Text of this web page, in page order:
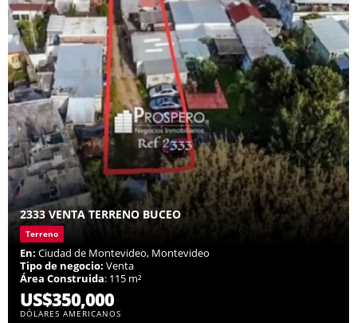
2333 VENTA TERRENO BUCEO
Terreno
En: Ciudad de Montevideo, Montevideo
Tipo de negocio: Venta
Área Construida: 115 m²
US$350,000
DÓLARES AMERICANOS